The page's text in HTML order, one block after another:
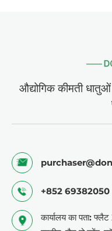
औद्योगिक कीमती
+852 69382050
कार्यालय का पता: फ्लैट